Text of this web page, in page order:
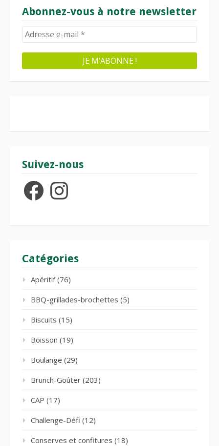
Abonnez-vous à notre newsletter
Suivez-nous
FacebookInstagram
Catégories
Apéritif(76)
BBQ-grillades-brochettes (5)
Biscuits (15)
Boisson (19)
Boulange (29)
Brunch-Goûter (203)
CAP (17)
Challenge-Défi (12)
Conserves et confitures (18)